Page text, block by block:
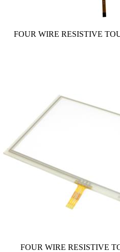
FOUR WIRE RESISTIVE
FOUR WIRE RESISTIVE